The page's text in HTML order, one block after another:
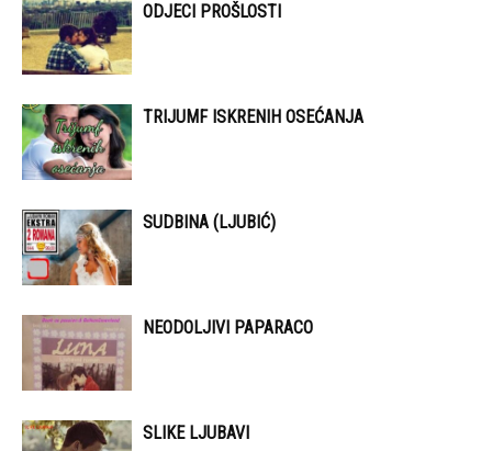
ODJECI PROŠLOSTI
TRIJUMF ISKRENIH OSEĆANJA
SUDBINA (LJUBIĆ)
NEODOLJIVI PAPARACO
SLIKE LJUBAVI